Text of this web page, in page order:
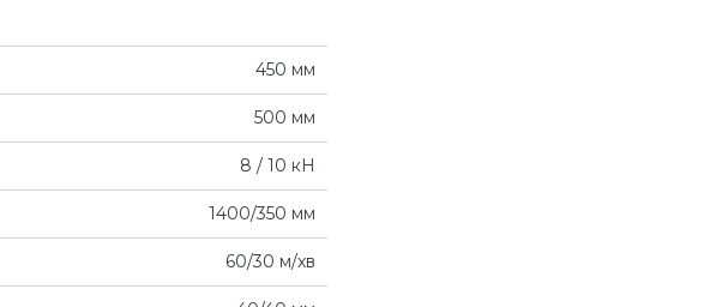
450 мм
500 мм
8 / 10 кН
1400/350 мм
60/30 м/хв